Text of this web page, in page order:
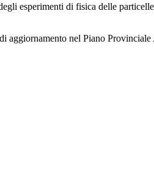
esperimenti di fisica delle
aggiornamento nel Piano